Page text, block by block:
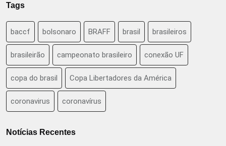
Tags
baccf bolsonaro BRAFF brasil brasileiros
brasileirão campeonato brasileiro conexão UF
copa do brasil Copa Libertadores da América
coronavirus coronavírus
Notícias Recentes